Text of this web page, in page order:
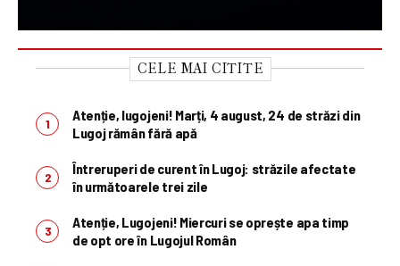
CELE MAI CITITE
Atenție, lugojeni! Marți, 4 august, 24 de străzi din
Lugoj rămân fără apă
Întreruperi de curent în Lugoj: străzile afectate
în următoarele trei zile
Atenție, Lugojeni! Miercuri se oprește apa timp
de opt ore în Lugojul Român